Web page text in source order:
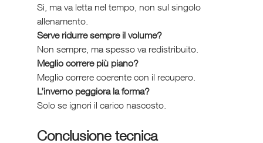
Sì, ma va letta nel tempo, non sul singolo
allenamento.
Serve ridurre sempre il volume?
Non sempre, ma spesso va redistribuito.
Meglio correre più piano?
Meglio correre coerente con il recupero.
L’inverno peggiora la forma?
Solo se ignori il carico nascosto.
Conclusione tecnica